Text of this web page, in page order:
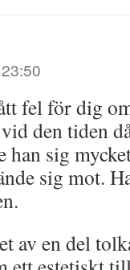
fel för dig
den tiden
han sig
sig mot.
av en del